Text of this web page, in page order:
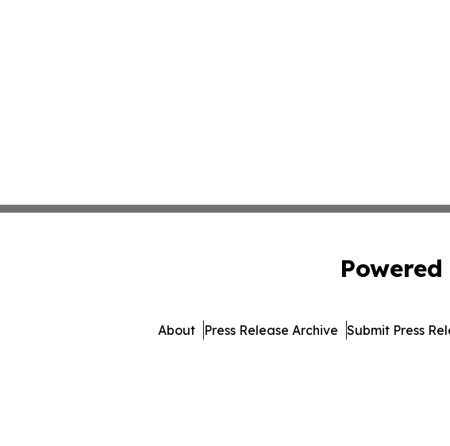
About Press Release Archive Submit Press